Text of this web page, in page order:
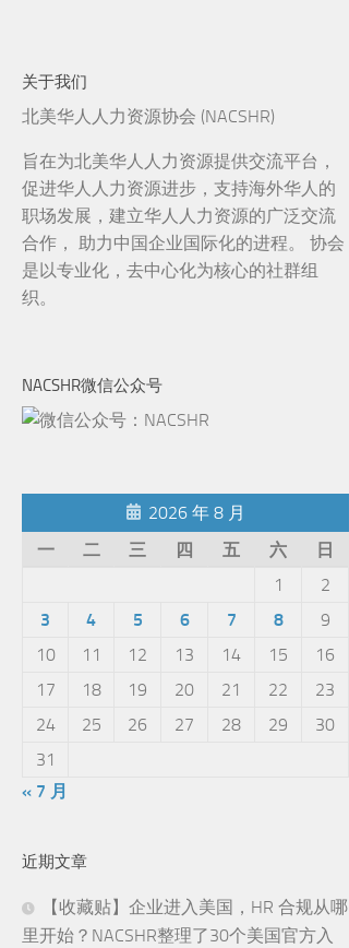
关于我们
北美华人人力资源协会 (NACSHR)
旨在为北美华人人力资源提供交流平台，
促进华人人力资源进步，支持海外华人的
职场发展，建立华人人力资源的广泛交流
合作， 助力中国企业国际化的进程。 协会
是以专业化，去中心化为核心的社群组
织。
NACSHR微信公众号
2026 年 8 月
一
二 三 四 五 六
日
1
2
3
4 5 6 7 8
9
10
11 12 13 14 15
16
17
18 19 20 21 22
23
24
25 26 27 28 29
30
31
« 7 月
近期文章
【收藏贴】企业进入美国，HR 合规从哪
里开始？NACSHR整理了30个美国官方入